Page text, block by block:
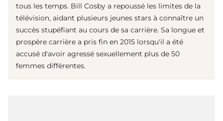
tous les temps. Bill Cosby a repoussé les limites de la
télévision, aidant plusieurs jeunes stars à connaître un
succès stupéfiant au cours de sa carrière. Sa longue et
prospère carrière a pris fin en 2015 lorsqu'il a été
accusé d'avoir agressé sexuellement plus de 50
femmes différentes.